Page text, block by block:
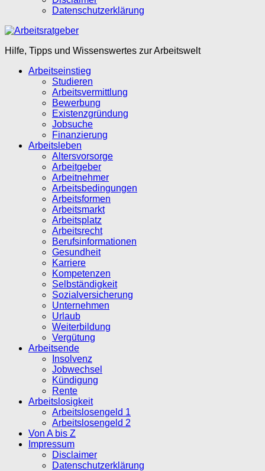
Datenschutzerklärung
Hilfe, Tipps und Wissenswertes zur Arbeitswelt
Arbeitseinstieg
Studieren
Arbeitsvermittlung
Bewerbung
Existenzgründung
Jobsuche
Finanzierung
Arbeitsleben
Altersvorsorge
Arbeitgeber
Arbeitnehmer
Arbeitsbedingungen
Arbeitsformen
Arbeitsmarkt
Arbeitsplatz
Arbeitsrecht
Berufsinformationen
Gesundheit
Karriere
Kompetenzen
Selbständigkeit
Sozialversicherung
Unternehmen
Urlaub
Weiterbildung
Vergütung
Arbeitsende
Insolvenz
Jobwechsel
Kündigung
Rente
Arbeitslosigkeit
Arbeitslosengeld 1
Arbeitslosengeld 2
Von A bis Z
Impressum
Disclaimer
Datenschutzerklärung